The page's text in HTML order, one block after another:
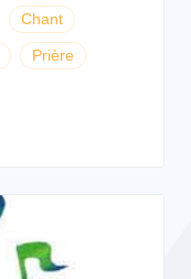
Chant
Prière